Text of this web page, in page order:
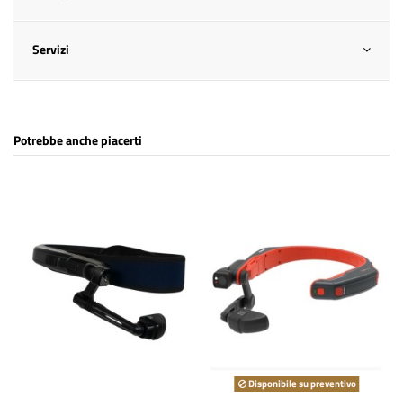
Servizi
Potrebbe anche piacerti
Disponibile su preventivo